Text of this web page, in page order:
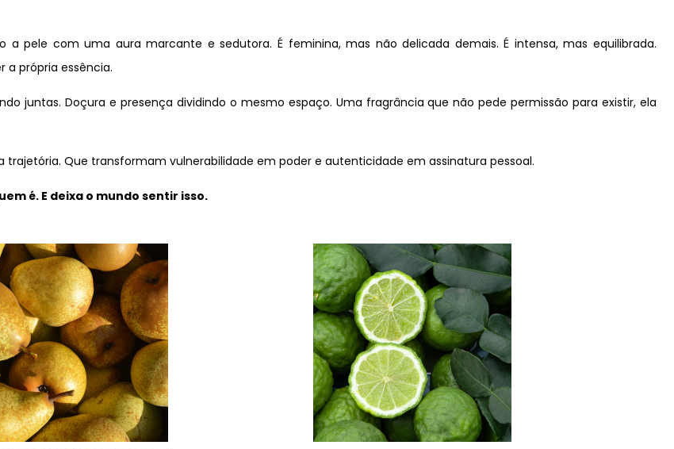
pele com uma aura marcante e sedutora. É feminina, mas não delicada demais. É intensa, mas equilibrada.
a própria essência.
juntas. Doçura e presença dividindo o mesmo espaço. Uma fragrância que não pede permissão para existir, ela
trajetória. Que transformam vulnerabilidade em poder e autenticidade em assinatura pessoal.
é. E deixa o mundo sentir isso.